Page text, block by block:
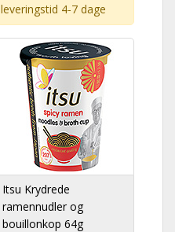
leveringstid 4-7 dage
Itsu Krydrede
ramennudler og
bouillonkop 64g